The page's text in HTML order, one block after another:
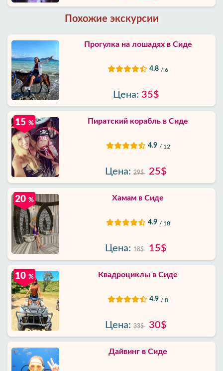
Похожие экскурсии
Прогулка на лошадях в Сиде
4.8 / 6
Цена: 35$
15 % Пиратский корабль в Сиде
4.9 / 12
Цена: 29$ 25$
20 % Хамам в Сиде
4.9 / 18
Цена: 18$ 15$
10 % Квадроциклы в Сиде
4.9 / 8
Цена: 33$ 30$
Дайвинг в Сиде